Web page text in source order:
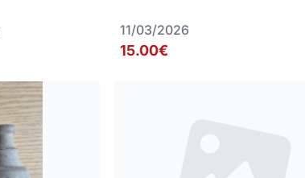
11/03/2026
15.00€